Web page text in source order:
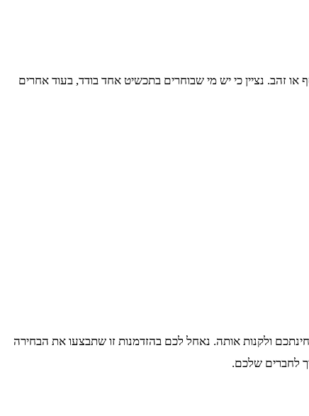
זהב. נציין כי יש מי שבוחרים בתכשיט אחד בודד, בעוד אחרים
מבחינתכם ולקנות אותה. נאחל לכם בהזדמנות זו שתבצעו את הבחירה
לחברים שלכם.